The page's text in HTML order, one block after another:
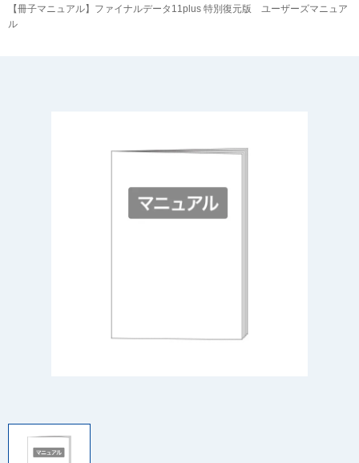
【冊子マニュアル】ファイナルデータ11plus 特別復元版 ユーザーズマニュア
ル